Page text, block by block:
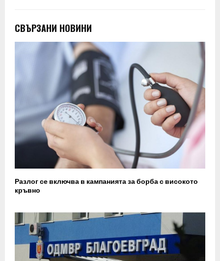
СВЪРЗАНИ НОВИНИ
Разлог се включва в кампанията за борба с високото
кръвно